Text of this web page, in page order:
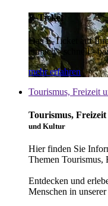
E-Ticket
Das E-Ticket auf
einfach - schnell -
mehr erfahren
Tourismus, Freizeit
Tourismus,
und Kultur
Hier finden Sie
Themen Tourismus,
Entdecken und
Menschen in